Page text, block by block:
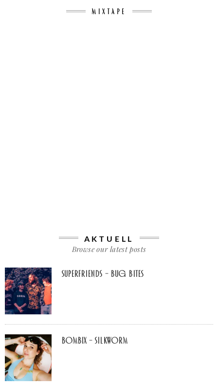
MIXTAPE
AKTUELL
Browse our latest posts
Superfriends – Bug Bites
Bombix – Silkworm